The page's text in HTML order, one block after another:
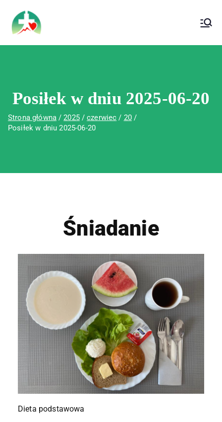
Wojewódzki Szpital Specjalistyczny im.
Św. Rafała w Czerwonej Górze
Posiłek w dniu 2025-06-20
Strona główna 2025 czerwiec
20
Posiłek w dniu 2025-06-20
Śniadanie
Dieta podstawowa